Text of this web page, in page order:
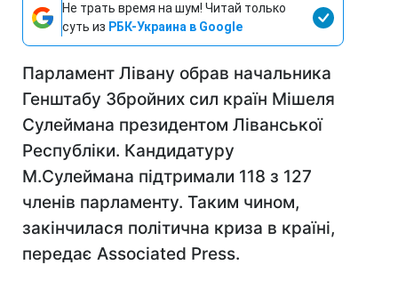
Не трать время на шум! Читай только
суть из РБК-Украина в Google
Парламент Лівану обрав начальника
Генштабу Збройних сил країн Мішеля
Сулеймана президентом Ліванської
Республіки. Кандидатуру
М.Сулеймана підтримали 118 з 127
членів парламенту. Таким чином,
закінчилася політична криза в країні,
передає Associated Press.